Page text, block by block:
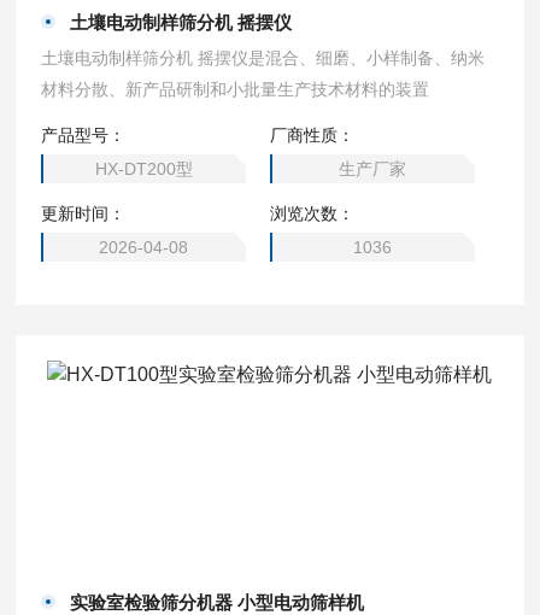
土壤电动制样筛分机 摇摆仪
土壤电动制样筛分机 摇摆仪是混合、细磨、小样制备、纳米
材料分散、新产品研制和小批量生产技术材料的装置
产品型号：
HX-DT200型
厂商性质：
生产厂家
更新时间：
2026-04-08
浏览次数：
1036
实验室检验筛分机器 小型电动筛样机